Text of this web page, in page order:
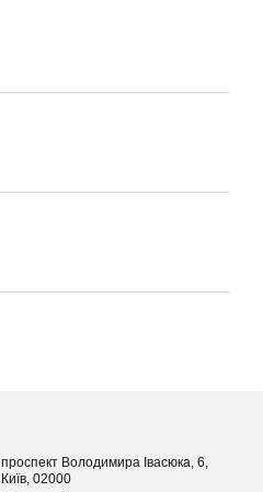
проспект Володимира Івасюка, 6,
Київ, 02000